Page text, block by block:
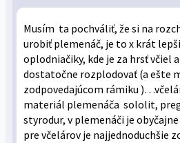
Musím ta pochváliť, že si na
urobiť plemenáč, je to x krát
oplodniačiky, kde je za hrsť včiel
dostatočne rozplodovať (a ešte
zodpovedajúcom rámiku
materiál plemenáča sololit,
styrodur, v plemenáči je obyčajne
pre včelárov je najjednoduchšie